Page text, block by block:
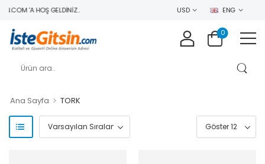
'A HOŞ GELDINIZ.. USD ENG
0
Ana Sayfa > TORK